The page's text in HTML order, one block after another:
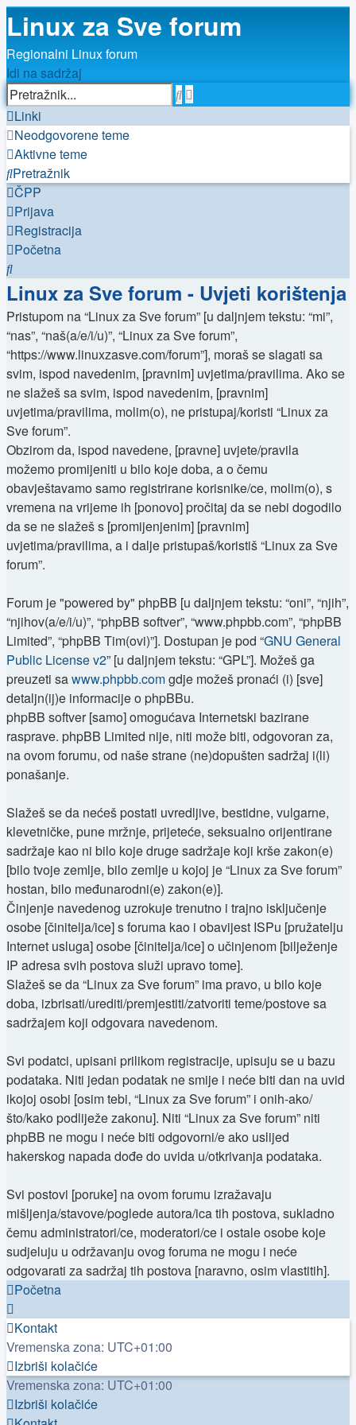
Linux za Sve forum
Regionalni Linux forum
Idi na sadržaj
Pretražnik
Napredno
pretraživanje
Linki
Neodgovorene teme
Aktivne teme
Pretražnik
ČPP
Prijava
Registracija
Početna
Pretražnik
Linux za Sve forum - Uvjeti korištenja
Pristupom na “Linux za Sve forum” [u daljnjem tekstu: “mi”,
“nas”, “naš(a/e/i/u)”, “Linux za Sve forum”,
“https://www.linuxzasve.com/forum”], moraš se slagati sa
svim, ispod navedenim, [pravnim] uvjetima/pravilima. Ako se
ne slažeš sa svim, ispod navedenim, [pravnim]
uvjetima/pravilima, molim(o), ne pristupaj/koristi “Linux za
Sve forum”.
Obzirom da, ispod navedene, [pravne] uvjete/pravila
možemo promijeniti u bilo koje doba, a o čemu
obavještavamo samo registrirane korisnike/ce, molim(o), s
vremena na vrijeme ih [ponovo] pročitaj da se nebi dogodilo
da se ne slažeš s [promijenjenim] [pravnim]
uvjetima/pravilima, a i dalje pristupaš/koristiš “Linux za Sve
forum”.
Forum je "powered by" phpBB [u daljnjem tekstu: “oni”, “njih”,
“njihov(a/e/i/u)”, “phpBB softver”, “www.phpbb.com”, “phpBB
Limited”, “phpBB Tim(ovi)”]. Dostupan je pod “GNU General
Public License v2” [u daljnjem tekstu: “GPL”]. Možeš ga
preuzeti sawww.phpbb.comgdje možeš pronaći (i) [sve]
detaljn(ij)e informacije o phpBBu.
phpBB softver [samo] omogućava Internetski bazirane
rasprave. phpBB Limited nije, niti može biti, odgovoran za,
na ovom forumu, od naše strane (ne)dopušten sadržaj i(li)
ponašanje.
Slažeš se da nećeš postati uvredljive, bestidne, vulgarne,
klevetničke, pune mržnje, prijeteće, seksualno orijentirane
sadržaje kao ni bilo koje druge sadržaje koji krše zakon(e)
[bilo tvoje zemlje, bilo zemlje u kojoj je “Linux za Sve forum”
hostan, bilo međunarodni(e) zakon(e)].
Činjenje navedenog uzrokuje trenutno i trajno isključenje
osobe [činitelja/ice] s foruma kao i obavijest ISPu [pružatelju
Internet usluga] osobe [činitelja/ice] o učinjenom [bilježenje
IP adresa svih postova služi upravo tome].
Slažeš se da “Linux za Sve forum” ima pravo, u bilo koje
doba, izbrisati/urediti/premjestiti/zatvoriti teme/postove sa
sadržajem koji odgovara navedenom.
Svi podatci, upisani prilikom registracije, upisuju se u bazu
podataka. Niti jedan podatak ne smije i neće biti dan na uvid
ikojoj osobi [osim tebi, “Linux za Sve forum” i onih-ako/
što/kako podliježe zakonu]. Niti “Linux za Sve forum” niti
phpBB ne mogu i neće biti odgovorni/e ako uslijed
hakerskog napada dođe do uvida u/otkrivanja podataka.
Svi postovi [poruke] na ovom forumu izražavaju
mišljenja/stavove/poglede autora/ica tih postova, sukladno
čemu administratori/ce, moderatori/ce i ostale osobe koje
sudjeluju u održavanju ovog foruma ne mogu i neće
odgovarati za sadržaj tih postova [naravno, osim vlastitih].
Početna
Kontakt
Vremenska zona: UTC+01:00
Izbriši kolačiće
Vremenska zona: UTC+01:00
Izbriši kolačiće